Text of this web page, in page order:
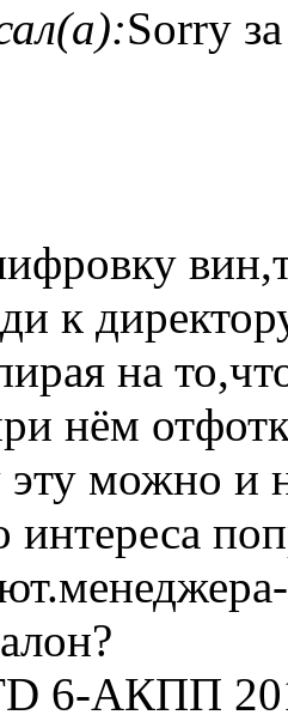
Sorry
к
на
нём
можно и
интереса
6-АКПП